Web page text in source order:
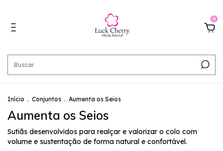
0
Início . Conjuntos . Aumenta os Seios
Aumenta os Seios
Sutiãs desenvolvidos para realçar e valorizar o colo com
volume e sustentação de forma natural e confortável.